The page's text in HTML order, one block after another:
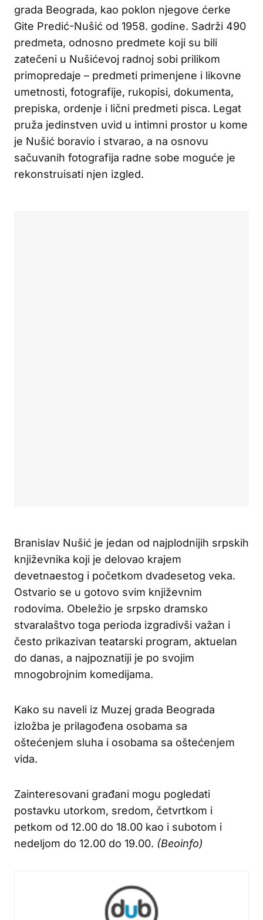
grada Beograda, kao poklon njegove ćerke
Gite Predić-Nušić od 1958. godine. Sadrži 490
predmeta, odnosno predmete koji su bili
zatečeni u Nušićevoj radnoj sobi prilikom
primopredaje – predmeti primenjene i likovne
umetnosti, fotografije, rukopisi, dokumenta,
prepiska, ordenje i lični predmeti pisca. Legat
pruža jedinstven uvid u intimni prostor u kome
je Nušić boravio i stvarao, a na osnovu
sačuvanih fotografija radne sobe moguće je
rekonstruisati njen izgled.
Branislav Nušić je jedan od najplodnijih srpskih
književnika koji je delovao krajem
devetnaestog i početkom dvadesetog veka.
Ostvario se u gotovo svim književnim
rodovima. Obeležio je srpsko dramsko
stvaralaštvo toga perioda izgradivši važan i
često prikazivan teatarski program, aktuelan
do danas, a najpoznatiji je po svojim
mnogobrojnim komedijama.
Kako su naveli iz Muzej grada Beograda
izložba je prilagođena osobama sa
oštećenjem sluha i osobama sa oštećenjem
vida.
Zainteresovani građani mogu pogledati
postavku utorkom, sredom, četvrtkom i
petkom od 12.00 do 18.00 kao i subotom i
nedeljom do 12.00 do 19.00. (Beoinfo)